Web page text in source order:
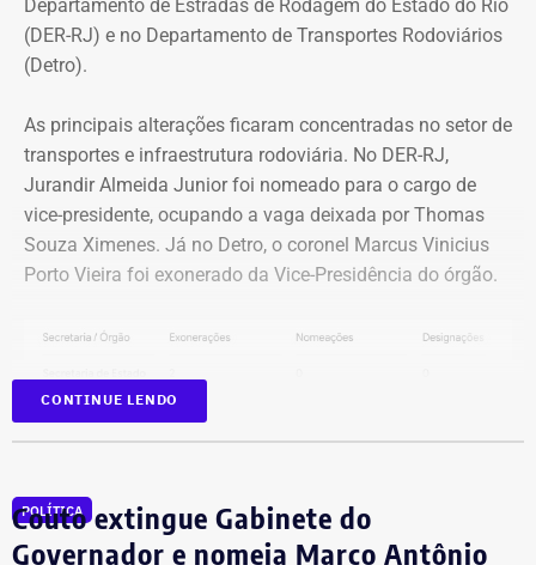
Uma das crianças precisou ser
especializado após mudança de
comportamento
As investigações tiveram início após uma das crianças,
vítima do ex-padre, apresentar mudanças de
equipe multidisciplinar apontou que os sintomas eram
consequência das violências sofridas.
Gonçalo, juíza Juliana Bessa Ferraz Krykhtine, acentuou a
conduta social do réu e o fato do réu ter sido membro da
Departamento de Estradas de Rodagem do Estado do Rio
(DER-RJ) e no Departamento de Transportes Rodoviários
(Detro).
As principais alterações ficaram concentradas no setor de
transportes e infraestrutura rodoviária. No DER-RJ,
Jurandir Almeida Junior foi nomeado para o cargo de
vice-presidente, ocupando a vaga deixada por Thomas
Souza Ximenes. Já no Detro, o coronel Marcus Vinicius
Porto Vieira foi exonerado da Vice-Presidência do órgão.
CONTINUE LENDO
POLÍTICA
Couto extingue Gabinete do
Governador e nomeia Marco Antônio